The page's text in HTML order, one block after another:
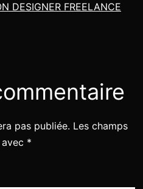
DESIGNER FREELANCE
pas publiée. Les champs
*